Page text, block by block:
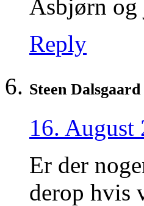
Asbjørn og
Reply
Steen Dalsgaard
16. August
Er der
derop hvis